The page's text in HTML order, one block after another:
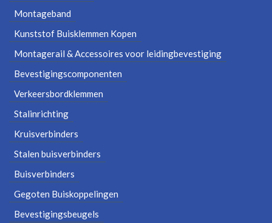
Montageband
Kunststof Buisklemmen Kopen
Montagerail & Accessoires voor leidingbevestiging
Bevestigingscomponenten
Verkeersbordklemmen
Stalinrichting
Kruisverbinders
Stalen buisverbinders
Buisverbinders
Gegoten Buiskoppelingen
Bevestigingsbeugels